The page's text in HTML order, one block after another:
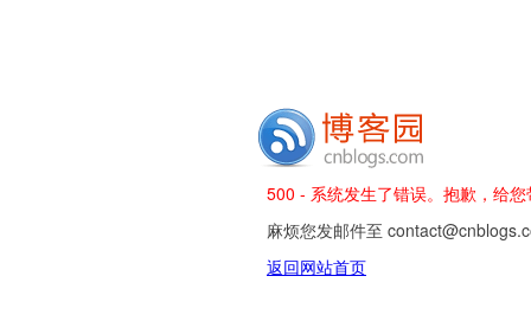
500 - 系统发生了错误。抱歉，给
麻烦您发邮件至
返回网站首页